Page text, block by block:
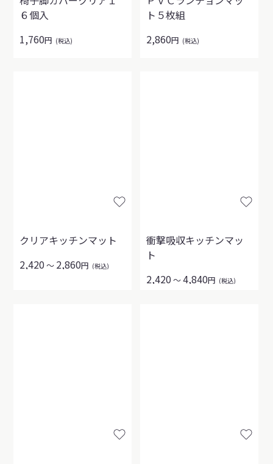
６個入
1,760円 (税込)
ト５枚組
2,860円 (税込)
クリアキッチンマット
2,420 ～ 2,860円 (税込)
衝撃吸収キッチンマッ
ト
2,420 ～4,840円 (税込)